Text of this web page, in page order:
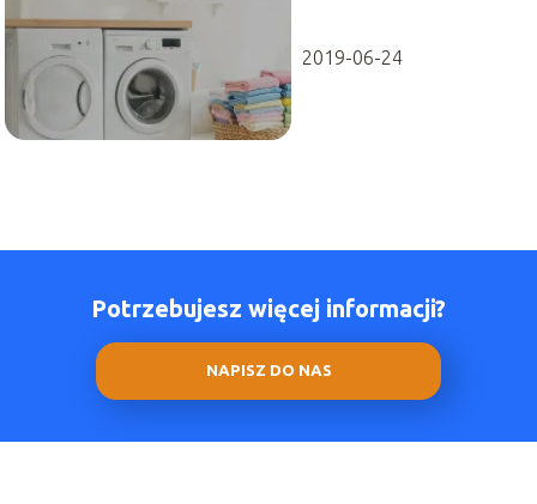
2019-06-24
Potrzebujesz więcej informacji?
NAPISZ DO NAS